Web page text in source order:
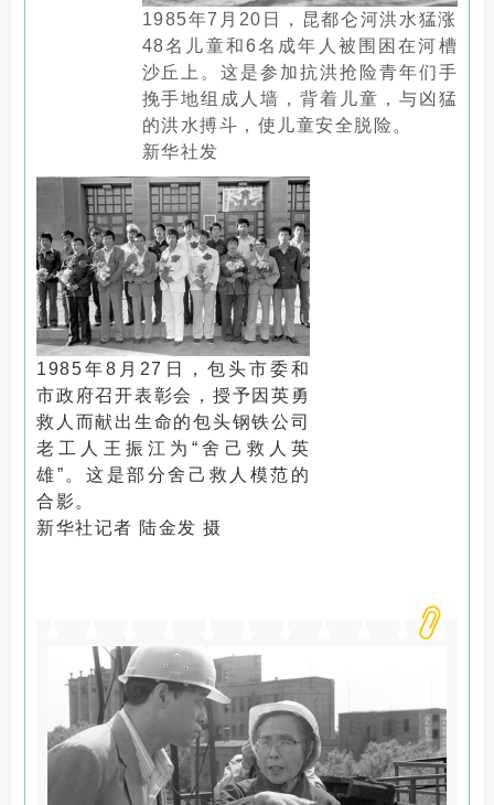
1985年7月20日，昆都仑河洪水猛涨
48名儿童和6名成年人被围困在河槽
沙丘上。这是参加抗洪抢险青年们手
挽手地组成人墙，背着儿童，与凶猛
的洪水搏斗，使儿童安全脱险。
新华社发
1985年8月27日，包头市委和
市政府召开表彰会，授予因英勇
救人而献出生命的包头钢铁公司
老工人王振江为“舍己救人英
雄”。这是部分舍己救人模范的
合影。
新华社记者 陆金发 摄